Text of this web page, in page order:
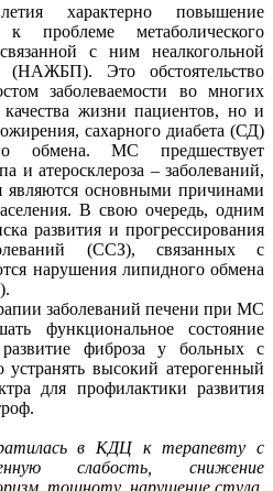
характерно повышение
проблеме метаболического
с ним неалкогольной
(НАЖБП). Это обстоятельство
заболеваемости во многих
жизни пациентов, но и
сахарного диабета (СД)
обмена. МС предшествует
и атеросклероза – заболеваний,
являются основными причинами
В свою очередь, одним
развития и прогрессирования
(ССЗ), связанных с
нарушения липидного обмена
заболеваний печени при МС
функциональное состояние
фиброза у больных с
высокий атерогенный
для профилактики развития
в КДЦ к терапевту с
слабость, снижение
тошноту, нарушение стула,